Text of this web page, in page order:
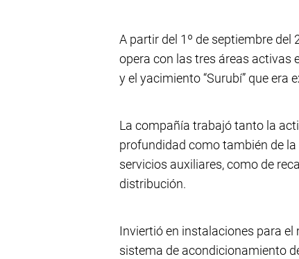
A partir del 1º de septiembre del
opera con las tres áreas activas
y el yacimiento “Surubí” que
La compañía trabajó tanto la
profundidad como también de
servicios auxiliares, como de
distribución.
Inviertió en instalaciones para el
sistema de acondicionamiento